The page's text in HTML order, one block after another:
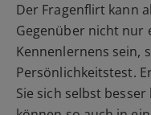
Der Fragenflirt kann
Gegenüber nicht nur
Kennenlernens sein,
Persönlichkeitstest.
Sie sich selbst